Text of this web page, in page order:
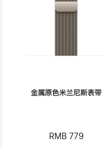
金属原色米兰尼斯表带
RMB 779